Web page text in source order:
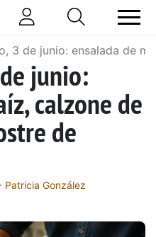
3 de junio: ensalada de
junio:
calzone de
de
Patricia González